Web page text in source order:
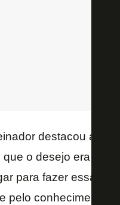
destacou a
o desejo era
para fazer essa
pelo conhecimento